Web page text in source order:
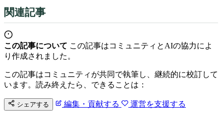
関連記事
この記事について この記事はコミュニティとAIの協力によ
り作成されました。
この記事はコミュニティが共同で執筆し、継続的に校訂して
います。読み終えたら、できることは：
シェアする 編集・貢献する 運営を支援する